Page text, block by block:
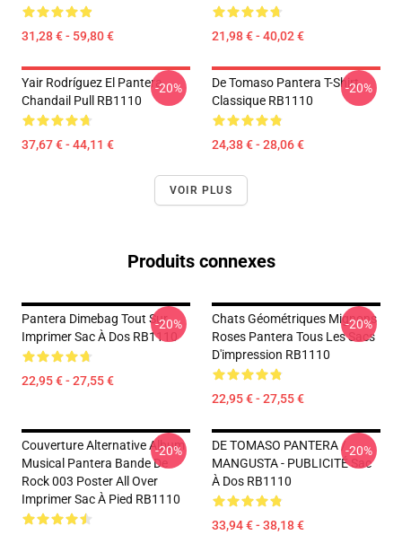
31,28 € - 59,80 € 21,98 € - 40,02 €
Yair Rodríguez El Pantera
Chandail Pull RB1110
37,67 € - 44,11 €
-20%
De Tomaso Pantera T-Shirt
Classique RB1110
24,38 € - 28,06 €
-20%
VOIR PLUS
Produits connexes
Pantera Dimebag Tout Sur
Imprimer Sac À Dos RB1110
22,95 € - 27,55 €
-20%
Chats Géométriques Mignons
Roses Pantera Tous Les Sacs
D'impression RB1110
22,95 € - 27,55 €
-20%
Couverture Alternative Album
Musical Pantera Bande De
Rock 003 Poster All Over
Imprimer Sac À Pied RB1110
-20%
DE TOMASO PANTERA /
MANGUSTA - PUBLICITÉ Sac
À Dos RB1110
33,94 € - 38,18 €
-20%